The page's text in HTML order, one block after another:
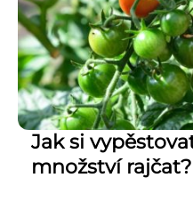
Jak si
množství rajčat?